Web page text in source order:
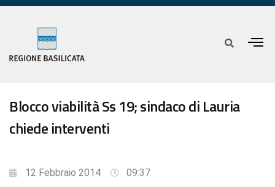
Blocco viabilità Ss 19; sindaco di Lauria
chiede interventi
12 Febbraio 2014 09:37